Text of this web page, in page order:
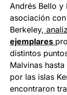
Andrés Bello y
asociación
Berkeley,
ejemplares
distintos
Malvinas
por las islas
encontraron